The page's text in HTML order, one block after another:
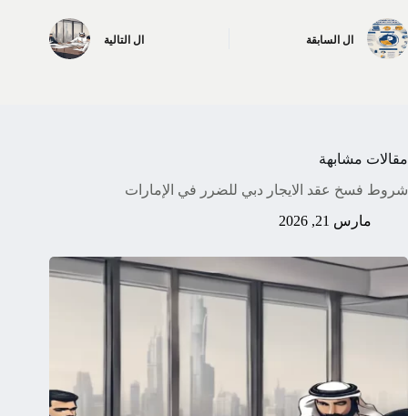
ال السابقة ال التالية
مقالات مشابهة
شروط فسخ عقد الايجار دبي للضرر في الإمارات
مارس 21, 2026